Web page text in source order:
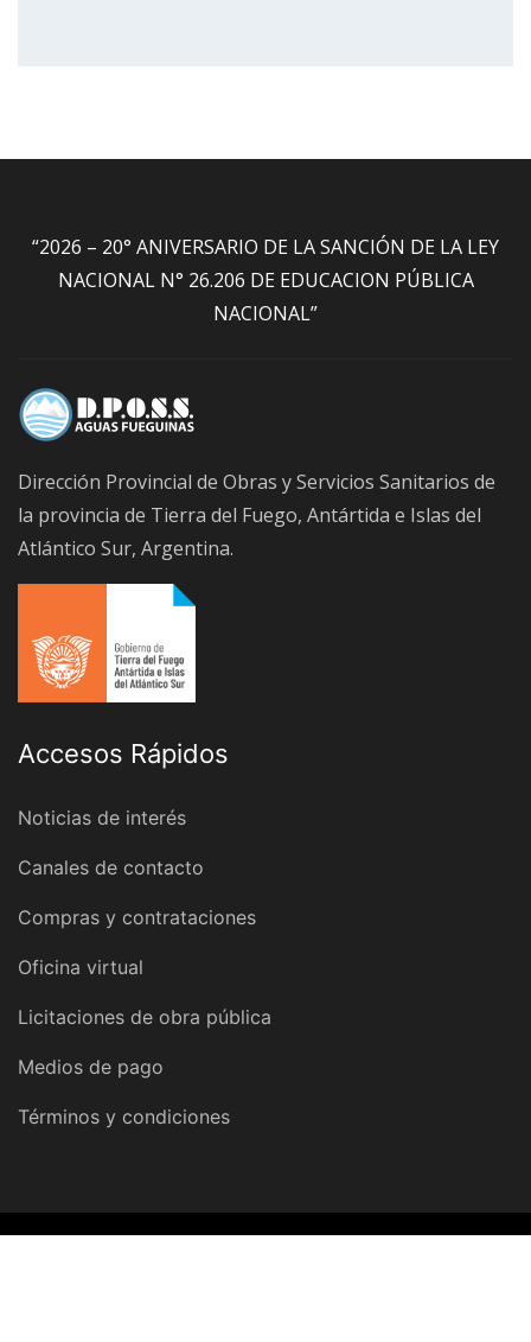
“2026 – 20° ANIVERSARIO DE LA SANCIÓN DE LA LEY
NACIONAL N° 26.206 DE EDUCACION PÚBLICA
NACIONAL”
Dirección Provincial de Obras y Servicios Sanitarios de
la provincia de Tierra del Fuego, Antártida e Islas del
Atlántico Sur, Argentina.
Accesos Rápidos
Noticias de interés
Canales de contacto
Compras y contrataciones
Oficina virtual
Licitaciones de obra pública
Medios de pago
Términos y condiciones